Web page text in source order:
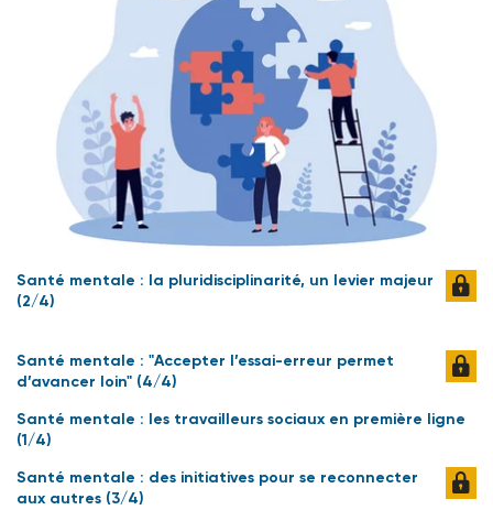
Santé mentale : la pluridisciplinarité, un levier majeur
(2/4)
Santé mentale : "Accepter l’essai-erreur permet
d’avancer loin" (4/4)
Santé mentale : les travailleurs sociaux en première ligne
(1/4)
Santé mentale : des initiatives pour se reconnecter
aux autres (3/4)